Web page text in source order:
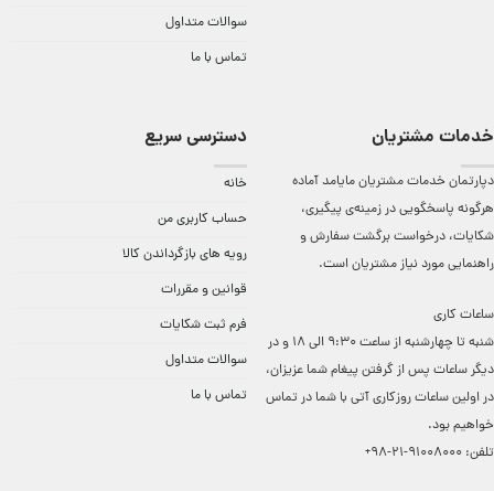
سوالات متداول
تماس با ما
خدمات مشتریان
دپارتمان خدمات مشتریان مایامد آماده
هرگونه پاسخگویی در زمینه‌ی پیگیری،
شکایات، درخواست برگشت سفارش و
راهنمایی مورد نیاز مشتریان است.
ساعات کاری
شنبه تا چهارشنبه از ساعت 9:30 الی 18 و در
دیگر ساعات ‌پس از گرفتن پیغام شما عزیزان،
در اولین ساعات روزکاری آتی با شما در تماس
خواهیم بود.
تلفن: 91008000-21-98+
دسترسی سریع
خانه
حساب کاربری من
رویه های بازگرداندن کالا
قوانین و مقررات
فرم ثبت شکایات
سوالات متداول
تماس با ما